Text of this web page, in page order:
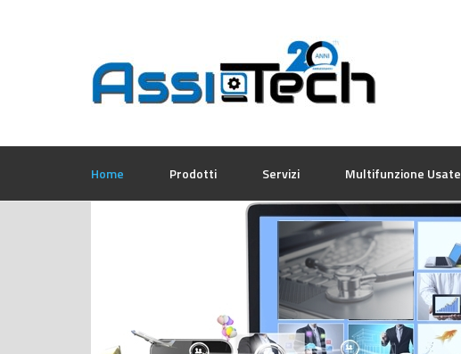
Home Prodotti Servizi Multifunzione Usate